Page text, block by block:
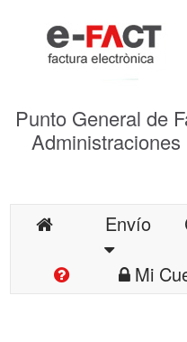
Punto General de
Envío
Mi